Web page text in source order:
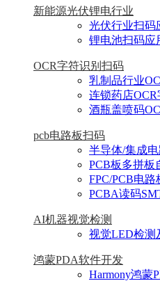
新能源光伏锂电行业
光伏行业扫码
锂电池扫码应
OCR字符识别扫码
乳制品行业
连锁药店
酒瓶盖喷码
pcb电路板扫码
半导体/集成
PCB板多拼板
FPC/PCB电
PCBA读码
AI机器视觉检测
视觉LED检测
鸿蒙PDA软件开发
Harmony鸿蒙